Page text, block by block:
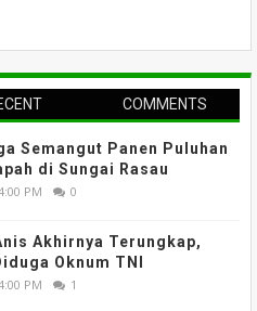
COMMENTS
Semangut Panen Puluhan
di Sungai Rasau
PM 0
Akhirnya Terungkap,
Oknum TNI
PM 1